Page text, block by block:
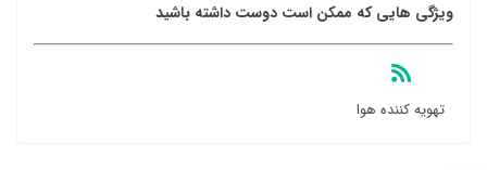
ویژگی هایی که ممکن است دوست داشته باشید
تهویه کننده هوا